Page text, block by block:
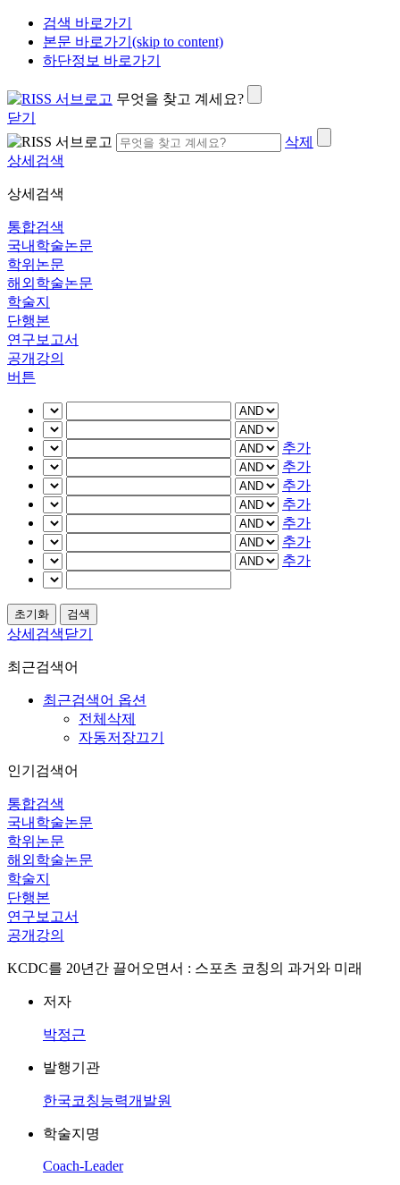
검색 바로가기
본문 바로가기(skip to content)
하단정보 바로가기
무엇을 찾고 계세요?
닫기
삭제
상세검색
상세검색
통합검색
국내학술논문
학위논문
해외학술논문
학술지
단행본
연구보고서
공개강의
버튼
추가
추가
추가
추가
추가
추가
추가
상세검색닫기
최근검색어
최근검색어 옵션
전체삭제
자동저장끄기
인기검색어
통합검색
국내학술논문
학위논문
해외학술논문
학술지
단행본
연구보고서
공개강의
KCDC를 20년간 끌어오면서 : 스포츠 코칭의 과거와 미래
저자
박정근
발행기관
한국코칭능력개발원
학술지명
Coach-Leader